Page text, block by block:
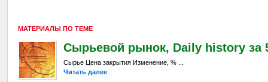
МАТЕРИАЛЫ ПО ТЕМЕ
Сырьевой рынок, Daily history за
Сырье Цена закрытия Изменение, % ...
Читать далее